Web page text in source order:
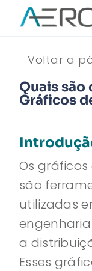
Voltar a
Quais são
Gráficos
Os
são
utilizadas
a
Esses